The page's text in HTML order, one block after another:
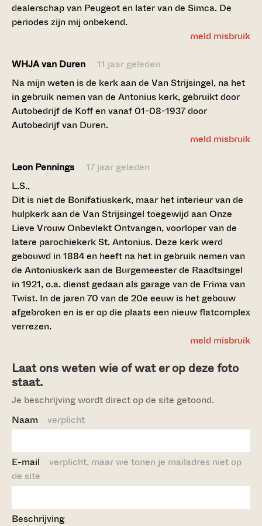
dealerschap van Peugeot en later van de Simca. De
periodes zijn mij onbekend.
meld misbruik
WHJA van Duren
11 jaar geleden
Na mijn weten is de kerk aan de Van Strijsingel, na het
in gebruik nemen van de Antonius kerk, gebruikt door
Autobedrijf de Koff en vanaf 01-08-1937 door
Autobedrijf van Duren.
meld misbruik
Leon Pennings
17 jaar geleden
L.S.,
Dit is niet de Bonifatiuskerk, maar het interieur van de
hulpkerk aan de Van Strijsingel toegewijd aan Onze
Lieve Vrouw Onbevlekt Ontvangen, voorloper van de
latere parochiekerk St. Antonius. Deze kerk werd
gebouwd in 1884 en heeft na het in gebruik nemen van
de Antoniuskerk aan de Burgemeester de Raadtsingel
in 1921, o.a. dienst gedaan als garage van de Frima van
Twist. In de jaren 70 van de 20e eeuw is het gebouw
afgebroken en is er op die plaats een nieuw flatcomplex
verrezen.
meld misbruik
Laat ons weten wie of wat er op deze foto
staat.
Je beschrijving wordt direct op de site getoond.
Naam verplicht
E-mail verplicht, maar we tonen je mailadres niet op
de site
Beschrijving